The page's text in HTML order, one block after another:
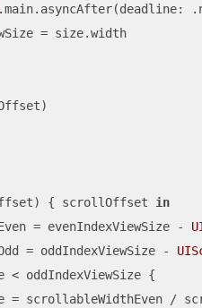
.main.asyncAfter(deadline:
= size.width
{ scrollOffset
in
= evenIndexViewSize -
= oddIndexViewSize -
< oddIndexViewSize {
= scrollableWidthEven /